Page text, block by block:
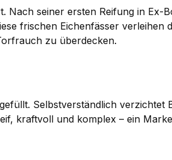
Nach seiner ersten Reifung in Ex-
frischen Eichenfässer verleihen
zu überdecken.
Selbstverständlich verzichtet
kraftvoll und komplex – ein